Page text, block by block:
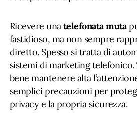
Ricevere unatelefonata muta
fastidioso, ma non sempre
diretto. Spesso si tratta di
sistemi di marketing telefonico.
bene mantenere alta
semplici precauzioni per
privacy e la propria sicurezza.